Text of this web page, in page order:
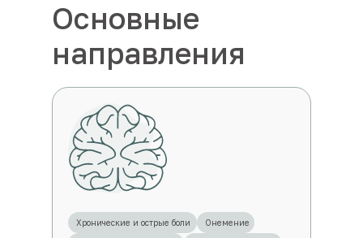
Хронические и острые боли Онемение
Основные
направления